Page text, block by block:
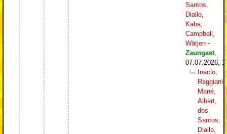
Santos,
Diallo,
Kaba,
Campbell,
Wätjen -
Zaungast,
07.07.2026,
Inacio,
Reggiani,
Mané,
Albert,
dos
Santos,
Diallo,